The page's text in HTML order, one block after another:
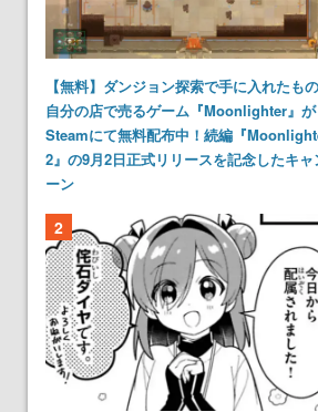
【無料】ダンジョン探索で手に入れたも
自分の店で売るゲーム『Moonlighter』が
Steamにて無料配布中！続編『
2』の9月2日正式リリースを記念したキャ
ーン
2